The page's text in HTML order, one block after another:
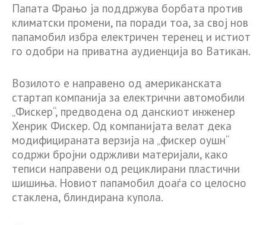
Папата Фрањо ја поддржува борбата против
климатски промени, па поради тоа, за свој нов
папамобил избра електричен теренец и истиот
го одобри на приватна аудиенција во Ватикан.
Возилото е направено од американската
стартап компанија за електрични автомобили
„Фискер“, предводена од данскиот инженер
Хенрик Фискер. Од компанијата велат дека
модифицираната верзија на „фискер оушн“
содржи бројни одржливи материјали, како
теписи направени од рециклирани пластични
шишиња. Новиот папамобил доаѓа со целосно
стаклена, блиндирана купола.